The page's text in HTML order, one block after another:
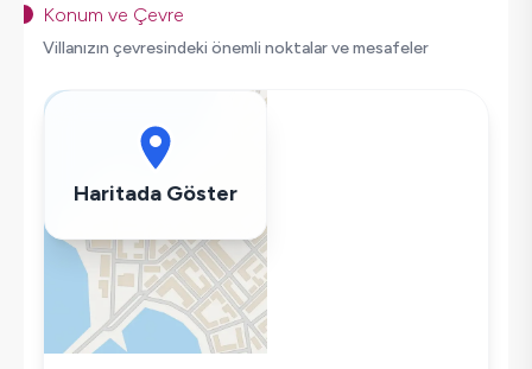
Korunaklı Havuz
Saç Kurutma Makinası
Çamaşır Makinesi
Tost Makinesi
Mikrodalga
Kettle
Korunaklı Havuz
Konum ve Çevre
Villanızın çevresindeki önemli noktalar ve mesafeler
Haritada Göster